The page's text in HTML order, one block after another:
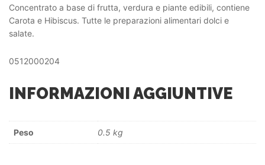
Concentrato a base di frutta, verdura e piante edibili, contiene
Carota e Hibiscus. Tutte le preparazioni alimentari dolci e
salate.
0512000204
INFORMAZIONI AGGIUNTIVE
Peso 0.5 kg